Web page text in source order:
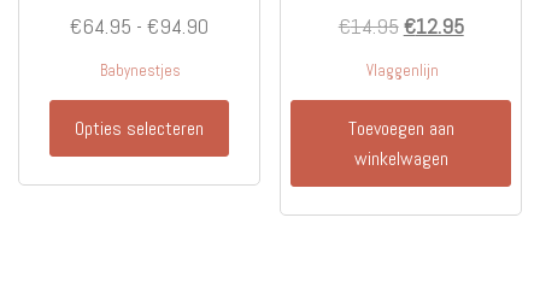
€64.95 - €94.90Prijsklasse:
Babynestjes
Opties selecteren
Dit
€14.95Oorspronkelijke
prijs
€14.95.
€12.95Huidige
Vlaggenlijn
Toevoegen aan
winkelwagen